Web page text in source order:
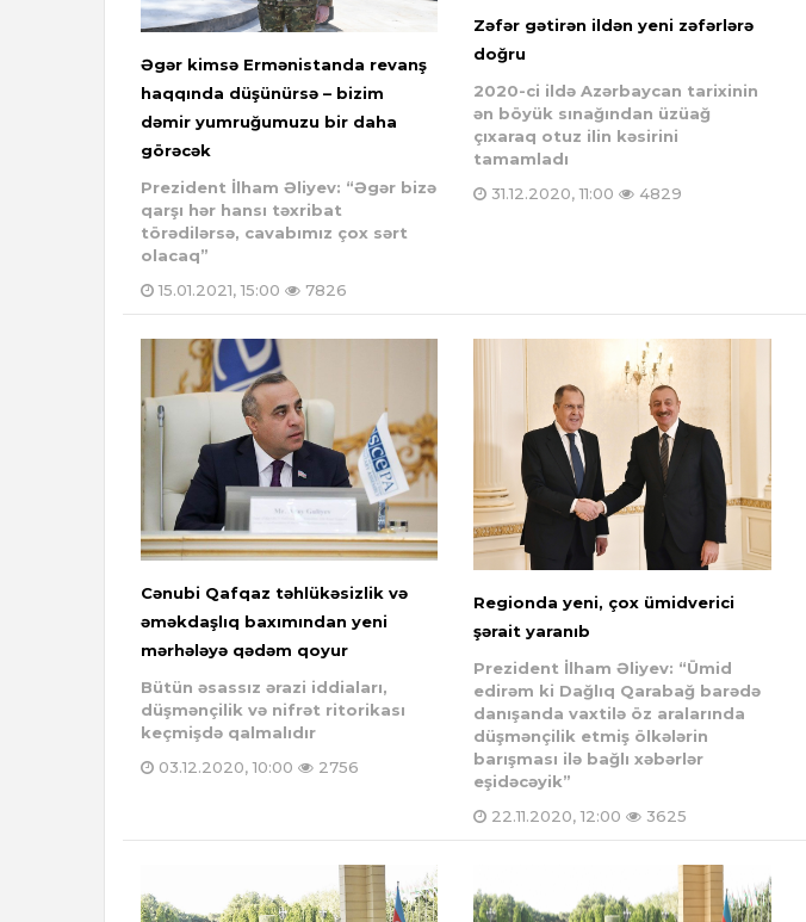
Əgər kimsə Ermənistanda revanş
haqqında düşünürsə – bizim
dəmir yumruğumuzu bir daha
görəcək
Prezident İlham Əliyev: “Əgər bizə
qarşı hər hansı təxribat
törədilərsə, cavabımız çox sərt
olacaq”
15.01.2021, 15:00
7826
Zəfər gətirən ildən yeni zəfərlərə
doğru
2020-ci ildə Azərbaycan tarixinin
ən böyük sınağından üzüağ
çıxaraq otuz ilin kəsirini
tamamladı
31.12.2020, 11:00
4829
Cənubi Qafqaz təhlükəsizlik və
əməkdaşlıq baxımından yeni
mərhələyə qədəm qoyur
Bütün əsassız ərazi iddiaları,
düşmənçilik və nifrət ritorikası
keçmişdə qalmalıdır
03.12.2020, 10:00
2756
Regionda yeni, çox ümidverici
şərait yaranıb
Prezident İlham Əliyev: “Ümid
edirəm ki Dağlıq Qarabağ barədə
danışanda vaxtilə öz aralarında
düşmənçilik etmiş ölkələrin
barışması ilə bağlı xəbərlər
eşidəcəyik”
22.11.2020, 12:00
3625